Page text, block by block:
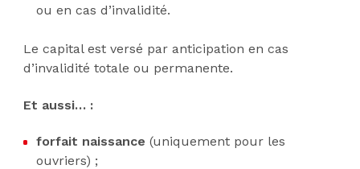
ou en cas d’invalidité.
Le capital est versé par anticipation en cas
d’invalidité totale ou permanente.
Et aussi… :
forfait naissance (uniquement pour les
ouvriers) ;